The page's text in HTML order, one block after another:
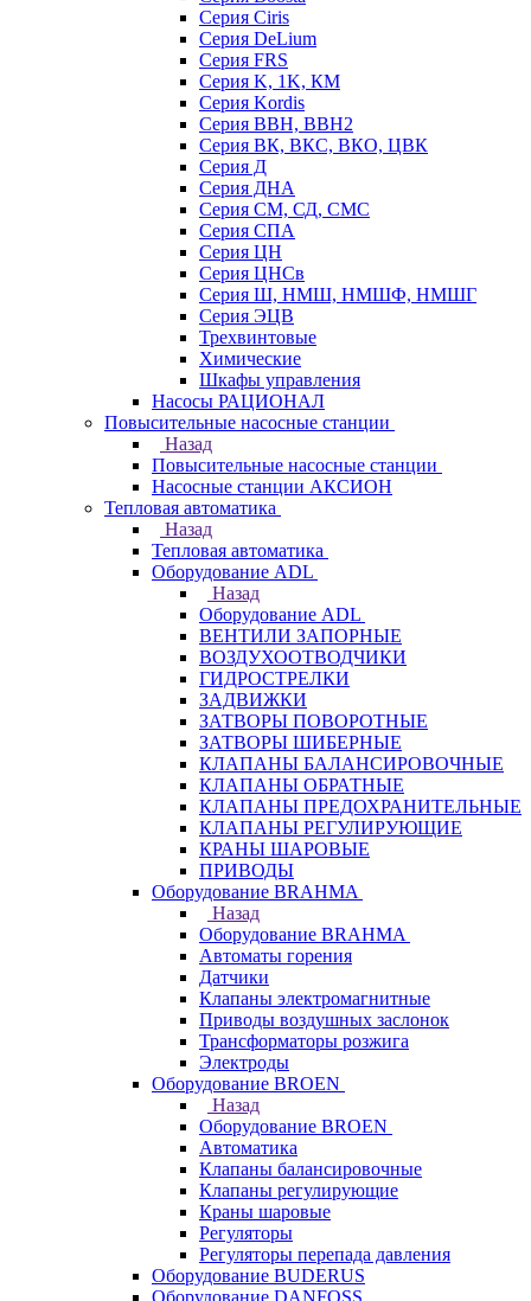
Серия Ciris
Серия DeLium
Серия FRS
Серия K, 1K, КМ
Серия Kordis
Серия ВВН, ВВН2
Серия ВК, ВКС, ВКО, ЦВК
Серия Д
Серия ДНА
Серия СМ, СД, СМС
Серия СПА
Серия ЦН
Серия ЦНСв
Серия Ш, НМШ, НМШФ, НМШГ
Серия ЭЦВ
Трехвинтовые
Химические
Шкафы управления
Насосы РАЦИОНАЛ
Повысительные насосные станции
Назад
Повысительные насосные станции
Насосные станции АКСИОН
Тепловая автоматика
Назад
Тепловая автоматика
Оборудование ADL
Назад
Оборудование ADL
ВЕНТИЛИ ЗАПОРНЫЕ
ВОЗДУХООТВОДЧИКИ
ГИДРОСТРЕЛКИ
ЗАДВИЖКИ
ЗАТВОРЫ ПОВОРОТНЫЕ
ЗАТВОРЫ ШИБЕРНЫЕ
КЛАПАНЫ БАЛАНСИРОВОЧНЫЕ
КЛАПАНЫ ОБРАТНЫЕ
КЛАПАНЫ ПРЕДОХРАНИТЕЛЬНЫЕ
КЛАПАНЫ РЕГУЛИРУЮЩИЕ
КРАНЫ ШАРОВЫЕ
ПРИВОДЫ
Оборудование BRAHMA
Назад
Оборудование BRAHMA
Автоматы горения
Датчики
Клапаны электромагнитные
Приводы воздушных заслонок
Трансформаторы розжига
Электроды
Оборудование BROEN
Назад
Оборудование BROEN
Автоматика
Клапаны балансировочные
Клапаны регулирующие
Краны шаровые
Регуляторы
Регуляторы перепада давления
Оборудование BUDERUS
Оборудование DANFOSS